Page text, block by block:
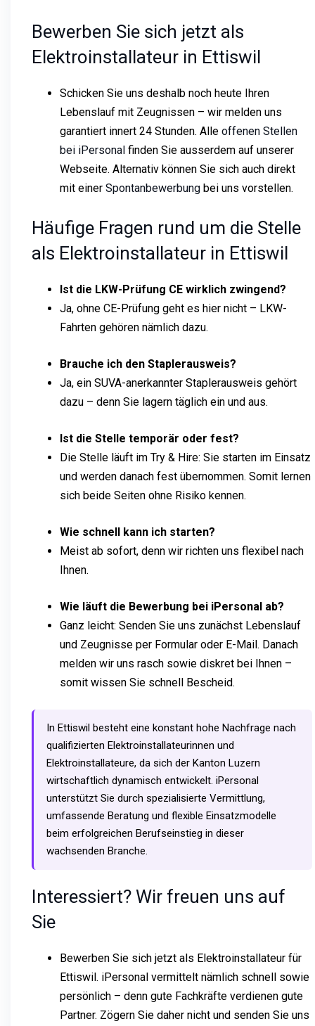
Bewerben Sie sich jetzt als
Elektroinstallateur in Ettiswil
Schicken Sie uns deshalb noch heute Ihren
Lebenslauf mit Zeugnissen – wir melden uns
garantiert innert 24 Stunden. Alle offenen Stellen
bei iPersonal finden Sie ausserdem auf unserer
Webseite. Alternativ können Sie sich auch direkt
mit einer Spontanbewerbung bei uns vorstellen.
Häufige Fragen rund um die Stelle
als Elektroinstallateur in Ettiswil
Ist die LKW-Prüfung CE wirklich zwingend?
Ja, ohne CE-Prüfung geht es hier nicht – LKW-
Fahrten gehören nämlich dazu.
Brauche ich den Staplerausweis?
Ja, ein SUVA-anerkannter Staplerausweis gehört
dazu – denn Sie lagern täglich ein und aus.
Ist die Stelle temporär oder fest?
Die Stelle läuft im Try & Hire: Sie starten im Einsatz
und werden danach fest übernommen. Somit lernen
sich beide Seiten ohne Risiko kennen.
Wie schnell kann ich starten?
Meist ab sofort, denn wir richten uns flexibel nach
Ihnen.
Wie läuft die Bewerbung bei iPersonal ab?
Ganz leicht: Senden Sie uns zunächst Lebenslauf
und Zeugnisse per Formular oder E-Mail. Danach
melden wir uns rasch sowie diskret bei Ihnen –
somit wissen Sie schnell Bescheid.
In Ettiswil besteht eine konstant hohe Nachfrage nach
qualifizierten Elektroinstallateurinnen und
Elektroinstallateure, da sich der Kanton Luzern
wirtschaftlich dynamisch entwickelt. iPersonal
unterstützt Sie durch spezialisierte Vermittlung,
umfassende Beratung und flexible Einsatzmodelle
beim erfolgreichen Berufseinstieg in dieser
wachsenden Branche.
Interessiert? Wir freuen uns auf
Sie
Bewerben Sie sich jetzt als Elektroinstallateur für
Ettiswil. iPersonal vermittelt nämlich schnell sowie
persönlich – denn gute Fachkräfte verdienen gute
Partner. Zögern Sie daher nicht und senden Sie uns